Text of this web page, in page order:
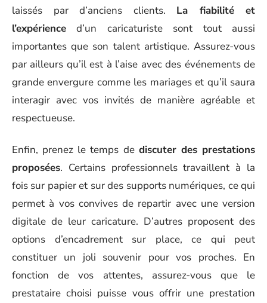
laissés par d’anciens clients. La fiabilité et
l’expérience d’un caricaturiste sont tout aussi
importantes que son talent artistique. Assurez-vous
par ailleurs qu’il est à l’aise avec des événements de
grande envergure comme les mariages et qu’il saura
interagir avec vos invités de manière agréable et
respectueuse.
Enfin, prenez le temps de discuter des prestations
proposées. Certains professionnels travaillent à la
fois sur papier et sur des supports numériques, ce qui
permet à vos convives de repartir avec une version
digitale de leur caricature. D’autres proposent des
options d’encadrement sur place, ce qui peut
constituer un joli souvenir pour vos proches. En
fonction de vos attentes, assurez-vous que le
prestataire choisi puisse vous offrir une prestation